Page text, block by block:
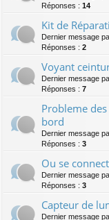
Réponses : 14
Kit de
Dernier message
Réponses : 2
Voyant
Dernier message
Réponses : 7
Probleme
bord
Dernier message
Réponses : 3
Ou se
Dernier message
Réponses : 3
Capteur de
Dernier message